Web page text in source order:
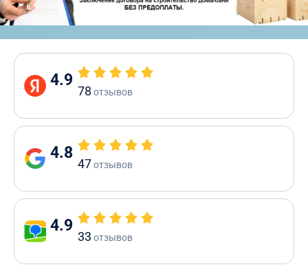
4.9
78 отзывов
4.8
47отзывов
4.9
33 отзывов